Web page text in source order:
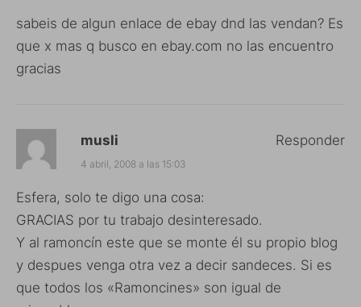
sabeis de algun enlace de ebay dnd las vendan? Es
que x mas q busco en ebay.com no las encuentro
gracias
musli
4 abril, 2008 a las 15:03
Esfera, solo te digo una cosa:
GRACIAS por tu trabajo desinteresado.
Y al ramoncín este que se monte él su propio blog
y despues venga otra vez a decir sandeces. Si es
que todos los «Ramoncines» son igual de
Responder